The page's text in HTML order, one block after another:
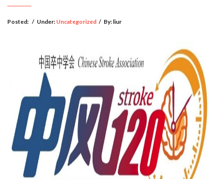
Posted: / Under: Uncategorized / By: liur